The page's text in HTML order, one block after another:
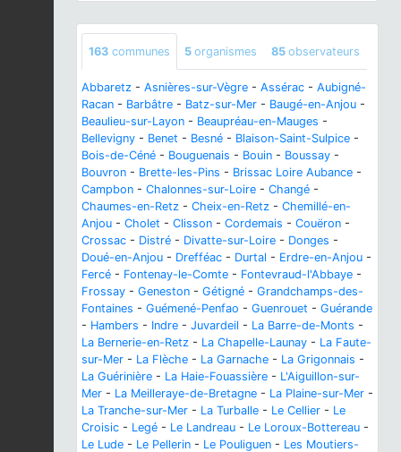
163 communes 5 organismes 85 observateurs
Abbaretz - Asnières-sur-Vègre - Assérac - Aubigné-
Racan - Barbâtre - Batz-sur-Mer - Baugé-en-Anjou -
Beaulieu-sur-Layon - Beaupréau-en-Mauges -
Bellevigny - Benet - Besné - Blaison-Saint-Sulpice -
Bois-de-Céné - Bouguenais - Bouin - Boussay -
Bouvron - Brette-les-Pins - Brissac Loire Aubance -
Campbon - Chalonnes-sur-Loire - Changé -
Chaumes-en-Retz - Cheix-en-Retz - Chemillé-en-
Anjou - Cholet - Clisson - Cordemais - Couëron -
Crossac - Distré - Divatte-sur-Loire - Donges -
Doué-en-Anjou - Drefféac - Durtal - Erdre-en-Anjou -
Fercé - Fontenay-le-Comte - Fontevraud-l'Abbaye -
Frossay - Geneston - Gétigné - Grandchamps-des-
Fontaines - Guémené-Penfao - Guenrouet - Guérande
- Hambers - Indre - Juvardeil - La Barre-de-Monts -
La Bernerie-en-Retz - La Chapelle-Launay - La Faute-
sur-Mer - La Flèche - La Garnache - La Grigonnais -
La Guérinière - La Haie-Fouassière - L'Aiguillon-sur-
Mer - La Meilleraye-de-Bretagne - La Plaine-sur-Mer -
La Tranche-sur-Mer - La Turballe - Le Cellier - Le
Croisic - Legé - Le Landreau - Le Loroux-Bottereau -
Le Lude - Le Pellerin - Le Pouliguen - Les Moutiers-